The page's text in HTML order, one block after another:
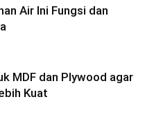
Air Ini Fungsi dan
MDF dan Plywood agar
Kuat